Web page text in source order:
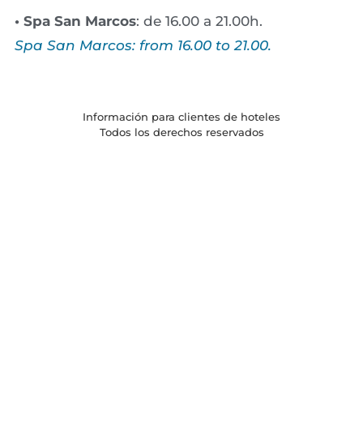
• Spa San Marcos: de 16.00 a 21.00h.
Spa San Marcos: from 16.00 to 21.00.
Información para clientes de hoteles
Todos los derechos reservados